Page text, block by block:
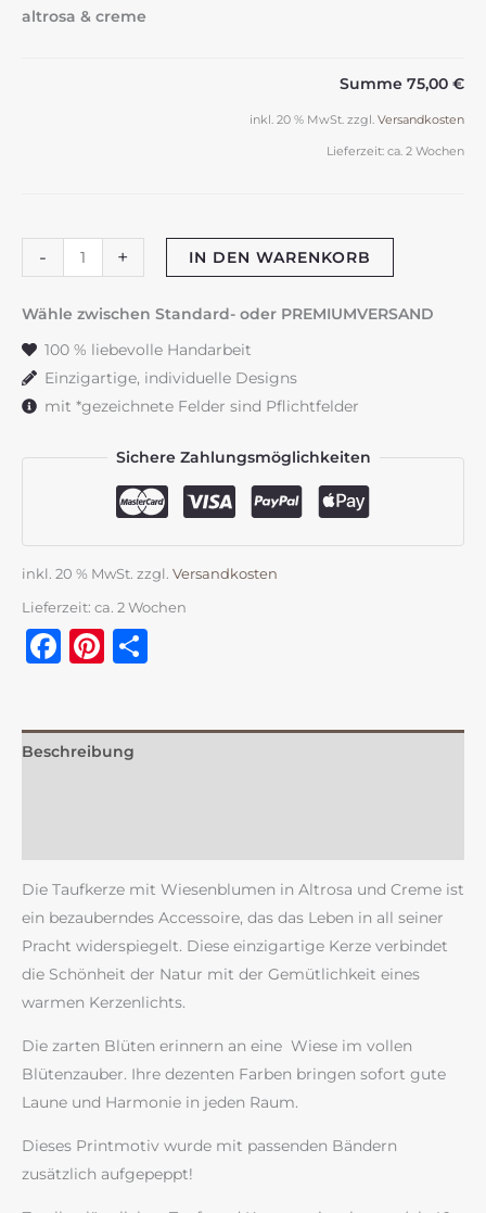
altrosa & creme
Summe 75,00 €
inkl. 20 % MwSt. zzgl. Versandkosten
Lieferzeit: ca. 2 Wochen
-
oder
Kommunionskerze
&
creme
+ IN DEN WARENKORB
Wähle zwischen Standard- oder PREMIUMVERSAND
100 % liebevolle Handarbeit
Einzigartige, individuelle Designs
mit *gezeichnete Felder sind Pflichtfelder
Sichere Zahlungsmöglichkeiten
inkl. 20 % MwSt. zzgl. Versandkosten
Lieferzeit: ca. 2 Wochen
Facebook
Pinterest
Beschreibung
Die Taufkerze mit Wiesenblumen in Altrosa und Creme ist
ein bezauberndes Accessoire, das das Leben in all seiner
Pracht widerspiegelt. Diese einzigartige Kerze verbindet
die Schönheit der Natur mit der Gemütlichkeit eines
warmen Kerzenlichts.
Die zarten Blüten erinnern an eine Wiese im vollen
Blütenzauber. Ihre dezenten Farben bringen sofort gute
Laune und Harmonie in jeden Raum.
Dieses Printmotiv wurde mit passenden Bändern
zusätzlich aufgepeppt!